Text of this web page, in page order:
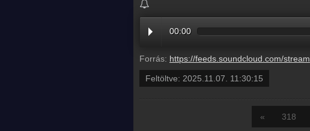
00:00
Forrás: https://feeds.soundcloud.com/stream/2208431948-radio1hungary-4-magyar-kutatok-attorest-ertek-el-teljesen-meggyogyitotta-a-rakot-az-uj-gyogyszeruk-4.mp3
Feltöltve: 2025.11.07. 11:30:15
« 318